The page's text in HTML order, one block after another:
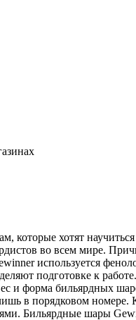
хотят
во всем мире.
используется
подготовке к
и форма бильярдных
в порядковом номере.
Бильярдные шары